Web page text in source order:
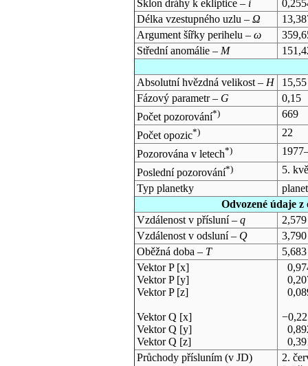
Sklon dráhy k ekliptice – i
Délka vzestupného uzlu –Ω
Argument šířky perihelu –ω
Střední anomálie – M
Absolutní hvězdná velikost – H
Fázový parametr – G
0,15
Počet pozorování*)
669
Počet opozic*)
22
Pozorována v letech*)
Poslední pozorování*)
5.
Typ planetky
Odvozené údaje
Vzdálenost v přísluní –q
Vzdálenost v odsluní – Q
Oběžná doba – T
Vektor P [x]
Vektor P [y]
Vektor P [z]
Vektor Q [x]
Vektor Q [y]
Vektor Q [z]
Průchody přísluním (vJD)
2.